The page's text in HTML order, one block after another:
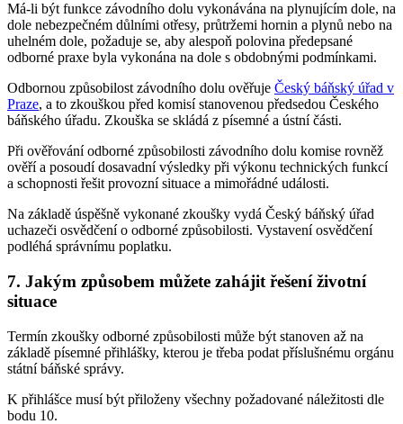
Má-li být funkce závodního dolu vykonávána na plynujícím dole, na
dole nebezpečném důlními otřesy, průtržemi hornin a plynů nebo na
uhelném dole, požaduje se, aby alespoň polovina předepsané
odborné praxe byla vykonána na dole s obdobnými podmínkami.
Odbornou způsobilost závodního dolu ověřuje Český báňský úřad v
Praze, a to zkouškou před komisí stanovenou předsedou Českého
báňského úřadu. Zkouška se skládá z písemné a ústní části.
Při ověřování odborné způsobilosti závodního dolu komise rovněž
ověří a posoudí dosavadní výsledky při výkonu technických funkcí
a schopnosti řešit provozní situace a mimořádné události.
Na základě úspěšně vykonané zkoušky vydá Český báňský úřad
uchazeči osvědčení o odborné způsobilosti. Vystavení osvědčení
podléhá správnímu poplatku.
7. Jakým způsobem můžete zahájit řešení životní
situace
Termín zkoušky odborné způsobilosti může být stanoven až na
základě písemné přihlášky, kterou je třeba podat příslušnému orgánu
státní báňské správy.
K přihlášce musí být přiloženy všechny požadované náležitosti dle
bodu 10.